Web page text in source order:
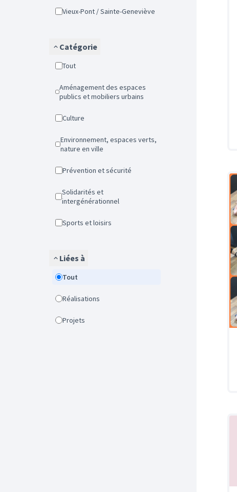
Vieux-Pont / Sainte-Geneviève
Catégorie
Tout
Aménagement des espaces
publics et mobiliers urbains
Culture
Environnement, espaces verts,
nature en ville
Prévention et sécurité
Solidarités et
intergénérationnel
Sports et loisirs
Liées à
Tout
Réalisations
Projets